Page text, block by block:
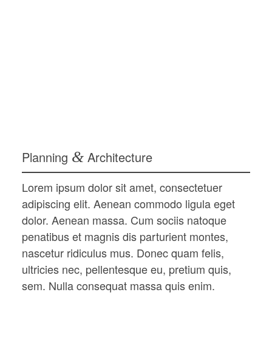
Planning &Architecture
Lorem ipsum dolor sit amet, consectetuer
adipiscing elit. Aenean commodo ligula eget
dolor. Aenean massa. Cum sociis natoque
penatibus et magnis dis parturient montes,
nascetur ridiculus mus. Donec quam felis,
ultricies nec, pellentesque eu, pretium quis,
sem. Nulla consequat massa quis enim.